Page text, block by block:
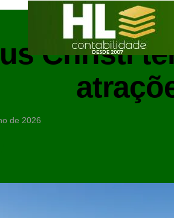
Christi
de 2026